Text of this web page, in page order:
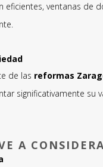
eficientes, ventanas
de las reformas
significativamente
A